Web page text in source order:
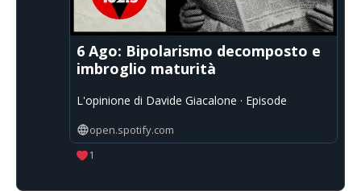
6 Ago: Bipolarismo decomposto e
imbroglio maturità
L'opinione di Davide Giacalone · Episode
open.spotify.com
1